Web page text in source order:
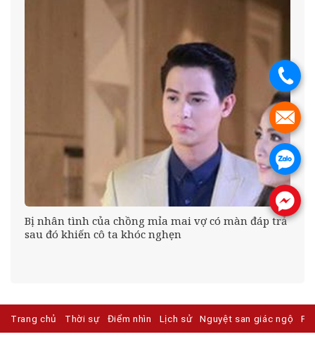
Bị nhân tình của chồng mỉa mai vợ có màn đáp trả
sau đó khiến cô ta khóc nghẹn
Trang chủ Thời sự Điểm nhìn Lịch sử Nguyệt san giác ngộ
.
.
.
.